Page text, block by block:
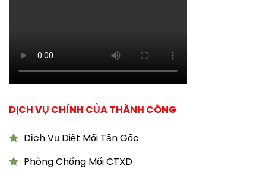
DỊCH VỤ CHÍNH CỦA THÀNH CÔNG
Dịch Vụ Diệt Mối Tận Gốc
Phòng Chống Mối CTXD